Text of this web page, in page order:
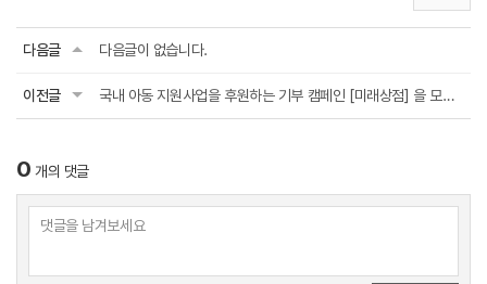
다음글 다음글이 없습니다.
이전글 국내 아동 지원사업을 후원하는 기부 캠페인 [미래상점] 을 모집 합니다.
0 개의 댓글